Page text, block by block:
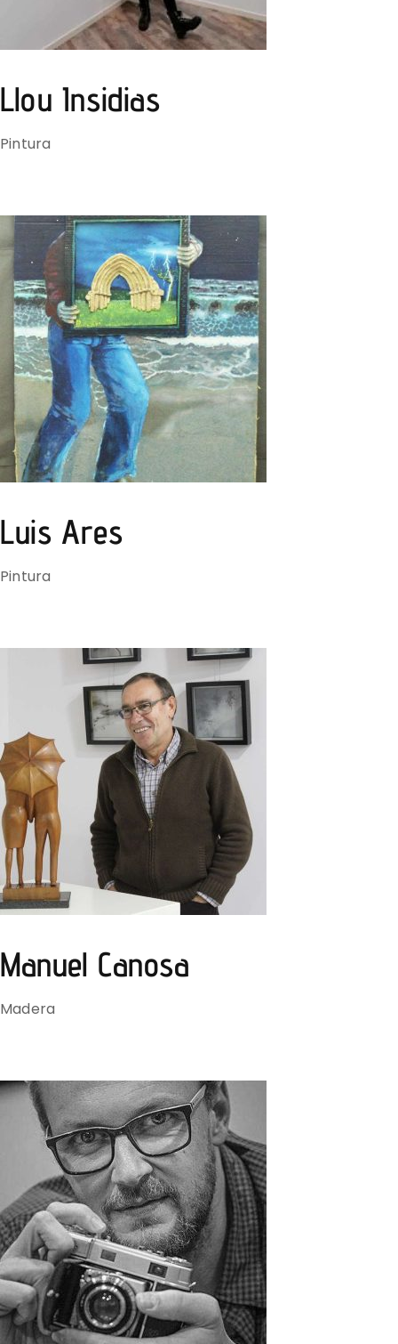
Llou Insidias
Pintura
Luis Ares
Pintura
Manuel Canosa
Madera